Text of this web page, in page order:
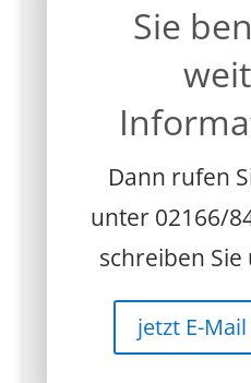
Sie
Dann rufen
unter 02166/
schreiben
jetzt E-